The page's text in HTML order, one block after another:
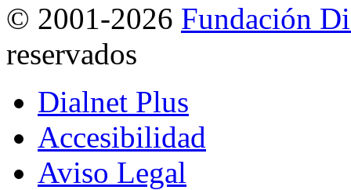
© 2001-2026 Fundación
reservados
Dialnet Plus
Accesibilidad
Aviso Legal